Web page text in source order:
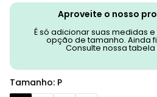
Aproveite o nosso
É só adicionar suas medidas
opção de tamanho. Ainda
Consulte nossa
Tamanho: P